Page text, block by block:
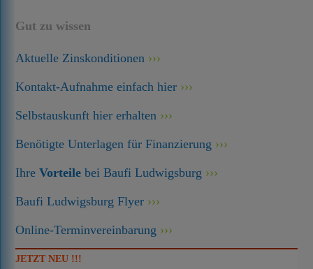
Gut zu wissen
Aktuelle Zinskonditionen
Kontakt-Aufnahme einfach hier
Selbstauskunft hier erhalten
Benötigte Unterlagen für Finanzierung
IhreVorteile bei Baufi Ludwigsburg
Baufi Ludwigsburg Flyer
Online-Terminvereinbarung
JETZT NEU !!!